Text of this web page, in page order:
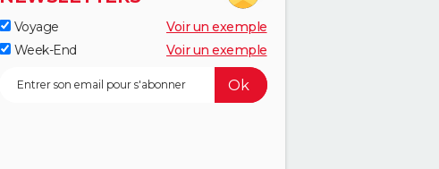
Voyage
Voir un exemple
Week-End
Voir un exemple